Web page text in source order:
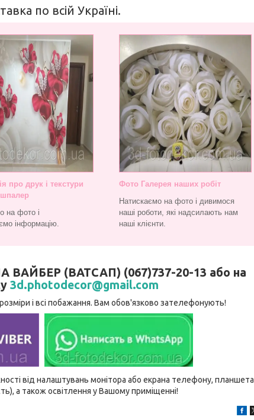
по всій Україні.
про друк і текстури
на фото і
інформацію.
Фото Галерея наших робіт
Натискаємо на фото і дивимося
наші роботи, які надсилають нам
наші клієнти.
(ВАТСАП) (067)737-20-13 або на
3d.photodecor@gmail.com
і всі побажання. Вам обов'язково зателефонують!
від налаштувань монітора або екрана телефону, планшета
а також освітлення у Вашому приміщенні!